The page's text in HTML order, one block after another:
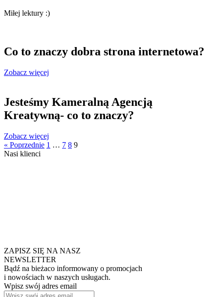
Miłej lektury :)
Co to znaczy dobra strona internetowa?
Zobacz więcej
Jesteśmy Kameralną Agencją
Kreatywną- co to znaczy?
Zobacz więcej
« Poprzednie 1 … 7 8 9
Nasi klienci
ZAPISZ SIĘ NA NASZ
NEWSLETTER
Bądź na bieżaco informowany o promocjach
i nowościach w naszych usługach.
Wpisz swój adres email